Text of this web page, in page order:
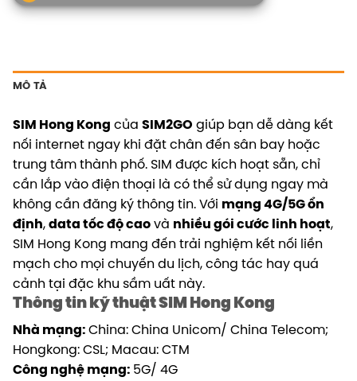
MÔ TẢ
SIM Hong Kong của SIM2GO giúp bạn dễ dàng kết
nối internet ngay khi đặt chân đến sân bay hoặc
trung tâm thành phố. SIM được kích hoạt sẵn, chỉ
cần lắp vào điện thoại là có thể sử dụng ngay mà
không cần đăng ký thông tin. Với mạng 4G/5G ổn
định, data tốc độ cao và nhiều gói cước linh hoạt,
SIM Hong Kong mang đến trải nghiệm kết nối liền
mạch cho mọi chuyến du lịch, công tác hay quá
cảnh tại đặc khu sầm uất này.
Thông tin kỹ thuật SIM Hong Kong
Nhà mạng: China: China Unicom/ China Telecom;
Hongkong: CSL; Macau: CTM
Công nghệ mạng: 5G/ 4G